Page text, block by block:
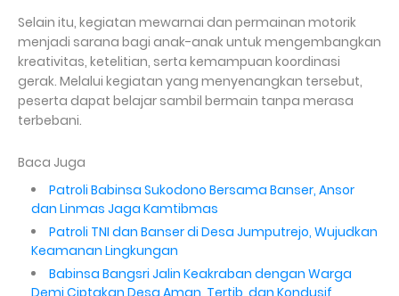
Selain itu, kegiatan mewarnai dan permainan motorik
menjadi sarana bagi anak-anak untuk mengembangkan
kreativitas, ketelitian, serta kemampuan koordinasi
gerak. Melalui kegiatan yang menyenangkan tersebut,
peserta dapat belajar sambil bermain tanpa merasa
terbebani.
Baca Juga
Patroli Babinsa Sukodono Bersama Banser, Ansor
dan Linmas Jaga Kamtibmas
Patroli TNI dan Banser di Desa Jumputrejo, Wujudkan
Keamanan Lingkungan
Babinsa Bangsri Jalin Keakraban dengan Warga